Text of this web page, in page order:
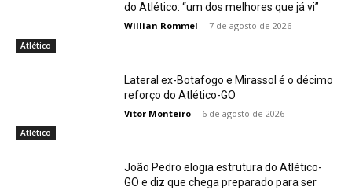
Atlético
do Atlético: “um dos melhores que já vi”
Willian Rommel - 7 de agosto de 2026
Atlético
Lateral ex-Botafogo e Mirassol é o décimo
reforço do Atlético-GO
Vitor Monteiro - 6 de agosto de 2026
João Pedro elogia estrutura do Atlético-
GO e diz que chega preparado para ser